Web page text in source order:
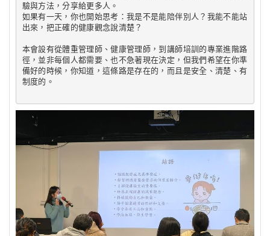
驗與方法，分享給更多人。
如果有一天，你也開始思考：我是不是能陪伴別人？我能不能站
出來，把正確的健康觀念說清楚？
本會設有從體重管理師、健康管理師，到講師培訓的專業進階路
徑，並非每個人都需要、也不急著現在決定，但我們希望在你準
備好的時候，你知道，這條路是存在的，而且是安全、清楚、有
制度的。